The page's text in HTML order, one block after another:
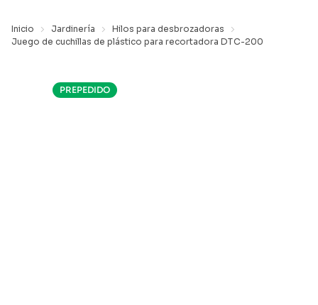
Inicio Jardinería
Hilos para desbrozadoras
Juego de cuchillas de plástico para recortadora DTC-200
PREPEDIDO